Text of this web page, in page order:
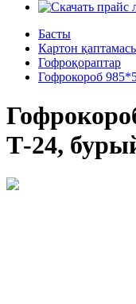
Басты
Картон
Гофроқораптар
Гофрокороб
Т-24,